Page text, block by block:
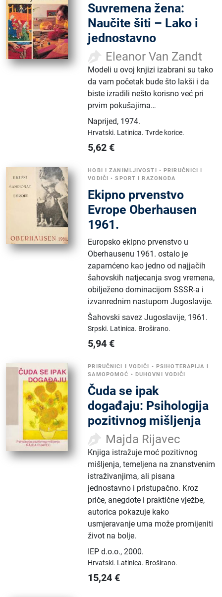
Suvremena žena:
Naučite šiti – Lako i
jednostavno
Eleanor Van Zandt
Modeli u ovoj knjizi izabrani su tako
da vam početak bude što lakši i da
biste izradili nešto korisno već pri
prvim pokušajima…
Naprijed, 1974.
Hrvatski. Latinica.Tvrde korice.
5,62 €
HOBI I ZANIMLJIVOSTI •PRIRUČNICI I
VODIČI •SPORT I RAZONODA
Ekipno prvenstvo
Evrope Oberhausen
1961.
Europsko ekipno prvenstvo u
Oberhausenu 1961. ostalo je
zapamćeno kao jedno od najjačih
šahovskih natjecanja svog vremena,
obilježeno dominacijom SSSR-a i
izvanrednim nastupom Jugoslavije.
Šahovski savez Jugoslavije, 1961.
Srpski. Latinica. Broširano.
5,94 €
PRIRUČNICI I VODIČI • PSIHOTERAPIJA I
SAMOPOMOĆ • DUHOVNI VODIČI
Čuda se ipak
događaju: Psihologija
pozitivnog mišljenja
Majda Rijavec
Knjiga istražuje moć pozitivnog
mišljenja, temeljena na znanstvenim
istraživanjima, ali pisana
jednostavno i pristupačno. Kroz
priče, anegdote i praktične vježbe,
autorica pokazuje kako
usmjeravanje uma može promijeniti
život na bolje.
IEP d.o.o.,2000.
Hrvatski. Latinica. Broširano.
15,24 €